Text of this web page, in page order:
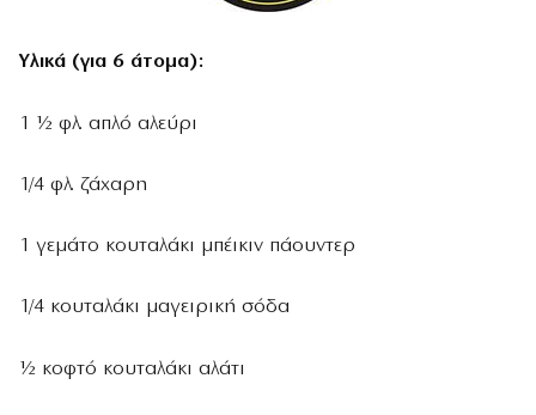
Υλικά (για 6 άτομα):
1 ½ φλ. απλό αλεύρι
1/4 φλ. ζάχαρη
1 γεμάτο κουταλάκι μπέικιν πάουντερ
1/4 κουταλάκι μαγειρική σόδα
½ κοφτό κουταλάκι αλάτι